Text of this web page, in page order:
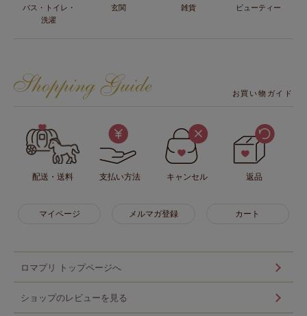
バス・トイレ・
洗濯
玄関 雑貨 ビューティー
お買い物ガイド
配送・送料 支払い方法 キャンセル 返品
マイページ メルマガ登録 カート
ロマプリ トップページへ
ショップのレビューを見る